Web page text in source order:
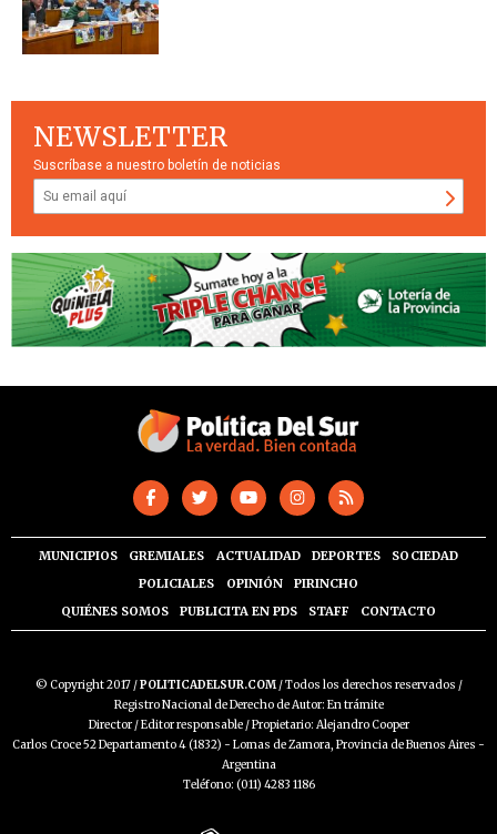
NEWSLETTER
Suscríbase a nuestro boletín de noticias
MUNICIPIOS GREMIALES ACTUALIDAD DEPORTES
SOCIEDAD
POLICIALES
OPINIÓN
PIRINCHO
QUIÉNES SOMOS
PUBLICITA EN PDS STAFF CONTACTO
© Copyright 2017 /POLITICADELSUR.COM/ Todos los derechos reservados /
Registro Nacional de Derecho de Autor: En trámite
Director / Editor responsable / Propietario: Alejandro Cooper
Carlos Croce 52 Departamento 4 (1832) - Lomas de Zamora, Provincia de Buenos Aires -
Argentina
Teléfono: (011) 4283 1186